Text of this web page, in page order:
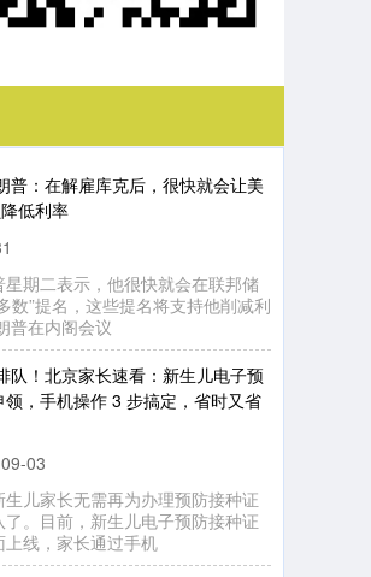
普：在解雇库克后，很快就会让美
低利率
期二表示，他很快就会在联邦储
数”提名，这些提名将支持他削减利
普在内阁会议
队！北京家长速看：新生儿电子预
，手机操作 3 步搞定，省时又省
09-03
儿家长无需再为办理预防接种证
。目前，新生儿电子预防接种证
上线，家长通过手机